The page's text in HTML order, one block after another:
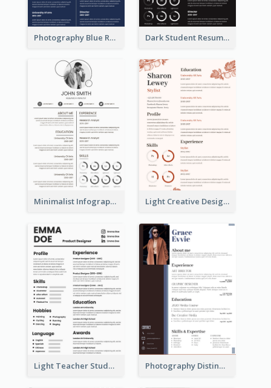
Photography Blue Resume Dark Student Resume
Minimalist Infographic Light Resume Light Creative Designer Resume
Light Teacher Student Resume Photography Distinguished Resume